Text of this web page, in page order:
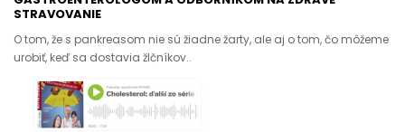
STRAVOVANIE
O tom, že s pankreasom nie sú žiadne žarty, ale aj o tom, čo môžeme
urobiť, keď sa dostavia žlčníkov..